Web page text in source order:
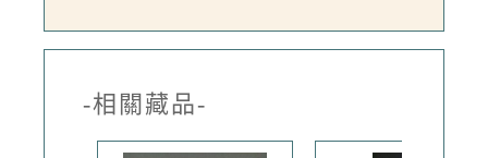
-相關藏品-